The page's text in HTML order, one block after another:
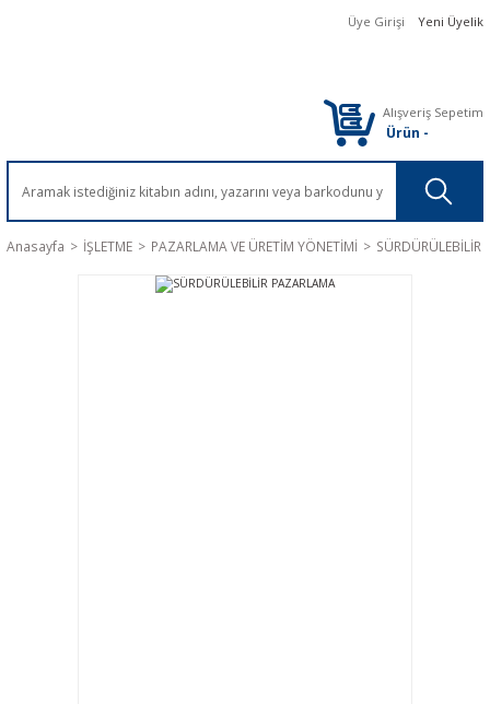
Üye Girişi Yeni Üyelik
Alışveriş Sepetim
Ürün -
Anasayfa İŞLETME PAZARLAMA VE ÜRETİM YÖNETİMİ SÜRDÜRÜLEBİLİR